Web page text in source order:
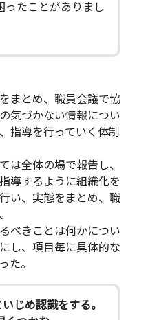
たことがありまし
まとめ、職員会議で協
気づかない情報につい
指導を行っていく体制
は全体の場で報告し、
導するように組織化を
い、実態をまとめ、職
べきことは何かについ
し、項目毎に具体的な
た。
じめ認識をする。